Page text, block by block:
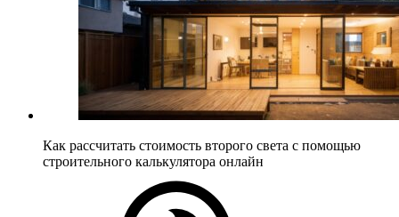
Как рассчитать стоимость второго света с помощью
строительного калькулятора онлайн